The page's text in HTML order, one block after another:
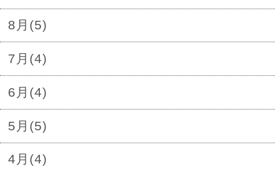
8月(5)
7月(4)
6月(4)
5月(5)
4月(4)